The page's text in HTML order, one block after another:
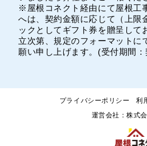
※屋根コネクト経由にて屋根工
へは、契約金額に応じて（上限
ックとしてギフト券を贈呈して
立次第、規定のフォーマットに
願い申し上げます。(受付期間
プライバシーポリシー 利
運営会社：株式